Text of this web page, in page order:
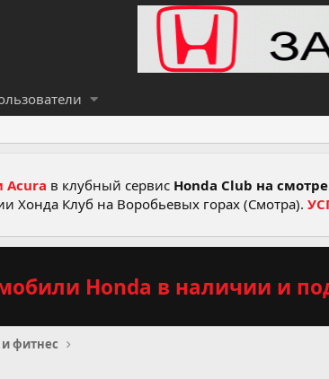
Acura в клубный сервис Honda Club на
Хонда Клуб на Воробьевых горах (Смотра).
Honda в наличии и
и фитнес